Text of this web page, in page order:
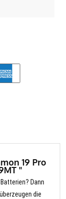
19 Pro
"
Dann
die